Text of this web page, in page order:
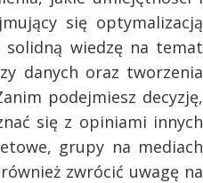
się optymalizacją
solidną wiedzę na temat
danych oraz tworzenia
podejmiesz decyzję,
się z opiniami innych
grupy na mediach
zwrócić uwagę na